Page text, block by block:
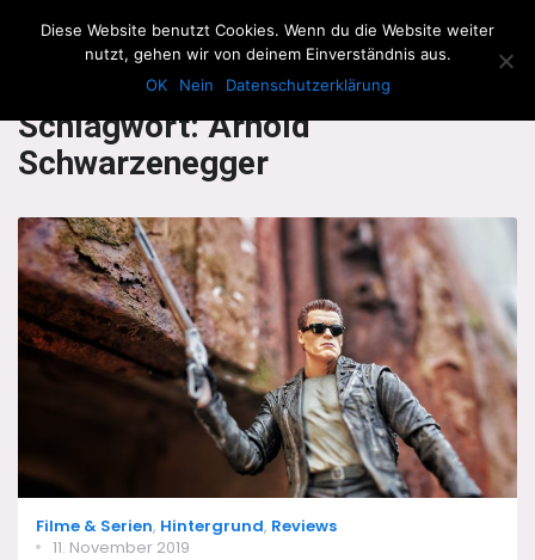
The Howling Men
Schlagwort:Arnold
Schwarzenegger
Categories
Filme & Serien, Hintergrund, Reviews
Posted
11. November 2019
Diese Website benutzt Cookies. Wenn du die Website weiter
nutzt, gehen wir von deinem Einverständnis aus.
OK
Nein Datenschutzerklärung